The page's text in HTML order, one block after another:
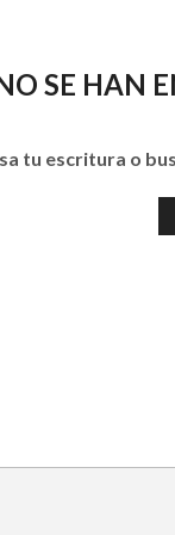
SE HAN
tu escritura o